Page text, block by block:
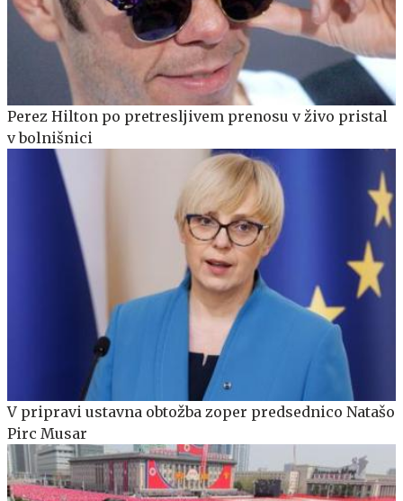
Perez Hilton po pretresljivem prenosu v živo pristal
v bolnišnici
V pripravi ustavna obtožba zoper predsednico Natašo
Pirc Musar